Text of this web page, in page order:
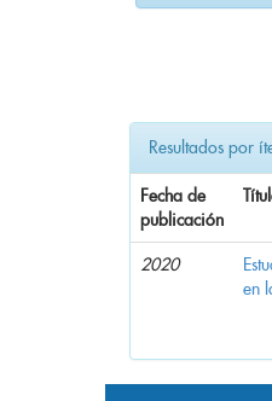
Resultados por
Fecha de
publicación
2020
en